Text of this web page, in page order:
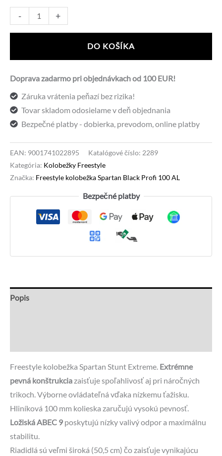
-
množstvo
Freestyle
Profi
100
AL
+
DO KOŠÍKA
Doprava zadarmo pri objednávkach od 100 EUR!
Záruka vrátenia peňazí bez rizika!
Tovar skladom odosielame v deň objednania
Bezpečné platby - dobierka, prevodom, online platby
EAN: 9001741022895 Katalógové číslo: 2289
Kategória: Kolobežky Freestyle
Značka: Freestyle kolobežka Spartan Black Profi 100 AL
Bezpečné platby
Popis
Freestyle kolobežka Spartan Stunt Extreme. Extrémne
pevná konštrukciazaisťuje spoľahlivosť aj pri náročných
trikoch. Výborne ovládateľná vďaka nízkemu ťažisku.
Hliníková 100 mm kolieska zaručujú vysokú pevnosť.
Ložiská ABEC 9poskytujú nízky valivý odpor a maximálnu
stabilitu.
Riadidlá sú veľmi široká (50,5 cm) čo zaisťuje vynikajúcu